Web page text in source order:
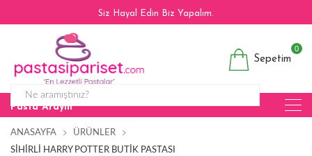
Siz Hayal Edin Biz Yapalım.
Sepetim
0
Pasta Arayın
ANASAYFA
ÜRÜNLER
SIHIRLI HARRY POTTER BUTIK PASTASI